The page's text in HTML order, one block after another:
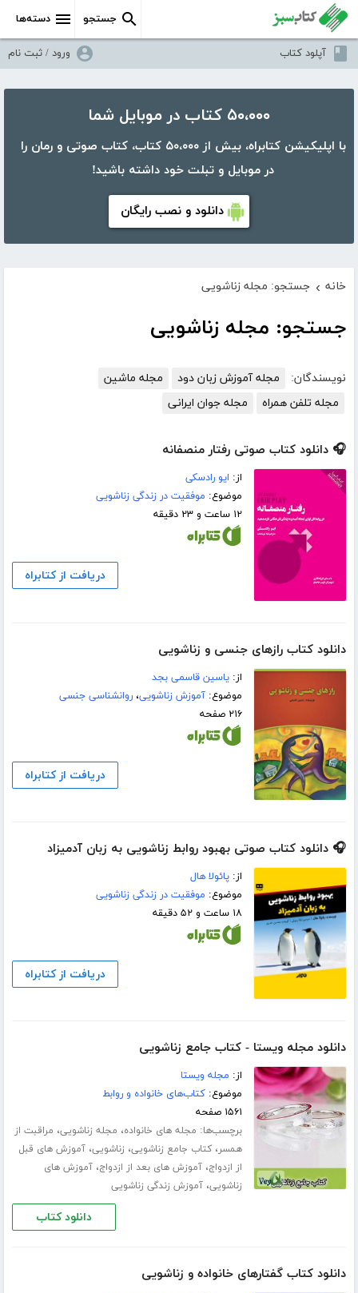
دسته‌ها جستجو
آپلود کتاب ورود / ثبت نام
۵۰،۰۰۰ کتاب در موبایل شما
با اپلیکیشن کتابراه، بیش از ۵۰،۰۰۰ کتاب، کتاب صوتی و رمان را
در موبایل و تبلت خود داشته باشید!
دانلود و نصب رایگان
خانه › جستجو: مجله زناشویی
جستجو: مجله زناشویی
نویسندگان: مجله آموزش زبان دود
مجله ماشین
مجله تلفن همراه
مجله جوان ایرانی
🎧 دانلود کتاب صوتی رفتار منصفانه
از: ایو رادسکی
موضوع: موفقیت در زندگی زناشویی
۱۲ ساعت و ۲۳ دقیقه
دریافت از کتابراه
دانلود کتاب رازهای جنسی و زناشویی
از:یاسین قاسمی بجد
موضوع:آموزش زناشویی،روانشناسی جنسی
۲۱۶ صفحه
دریافت از کتابراه
🎧 دانلود کتاب صوتی بهبود روابط زناشویی به زبان آدمیزاد
از:پائولا هال
موضوع: موفقیت در زندگی زناشویی
۱۸ ساعت و ۵۲ دقیقه
دریافت از کتابراه
دانلود مجله ویستا - کتاب جامع زناشویی
از: مجله ویستا
موضوع:کتاب‌های خانواده و روابط
۱۵۶۱ صفحه
برچسب‌ها: مجله های خانواده، مجله زناشویی، مراقبت از
همسر،کتاب جامع زناشویی، زناشویی،آموزش های قبل
از ازدواج،آموزش های بعد از ازدواج،آموزش های
زناشویی،آموزش زندگی زناشویی
دانلود کتاب
دانلود کتاب گفتارهای خانواده و زناشویی